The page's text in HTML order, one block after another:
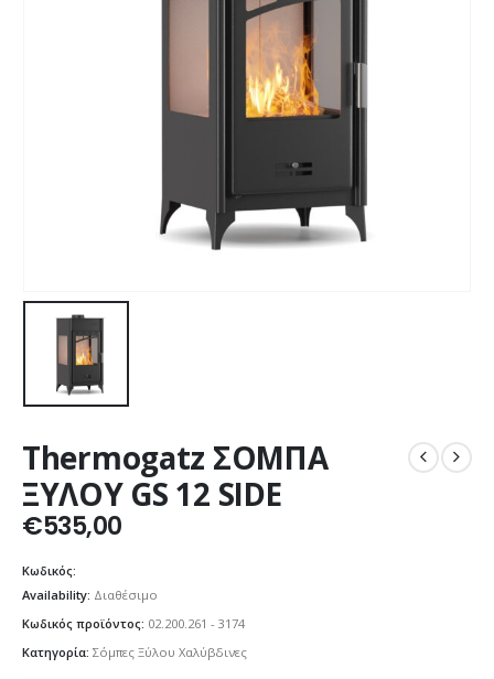
Thermogatz ΣΟΜΠΑ
ΞΥΛΟΥ GS 12 SIDE
€535,00
Κωδικός:
Availability: Διαθέσιμο
Κωδικός προϊόντος: 02.200.261 - 3174
Κατηγορία: Σόμπες Ξύλου Χαλύβδινες